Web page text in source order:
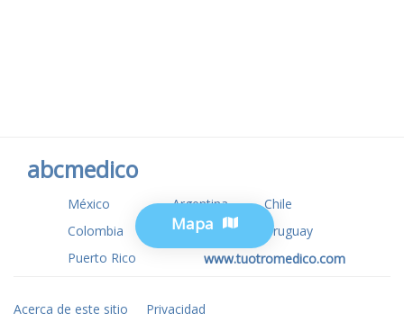
Mapa
abcmedico
México Argentina
Chile
Colombia
USA
Uruguay
Puerto Rico
www.tuotromedico.com
Acerca de este sitio Privacidad